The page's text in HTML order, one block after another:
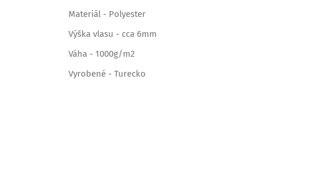
Materiál - Polyester
Výška vlasu - cca 6mm
Váha - 1000g/m2
Vyrobené - Turecko